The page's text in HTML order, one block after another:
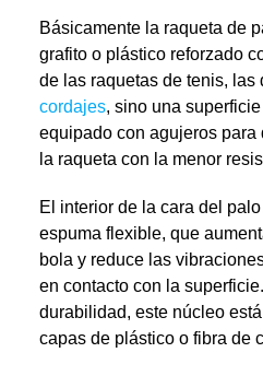
Básicamente la raqueta de
grafito o plástico reforzado
de las raquetas de tenis, las
cordajes, sino una
equipado con agujeros
la raqueta con la menor
El interior de la cara del
espuma flexible, que
bola y reduce las
en contacto con la
durabilidad, este núcleo
capas de plástico o fibra de